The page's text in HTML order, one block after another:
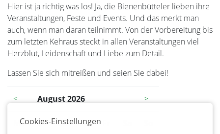
Hier ist ja richtig was los! Ja, die Bienenbütteler lieben ihre
Veranstaltungen, Feste und Events. Und das merkt man
auch, wenn man daran teilnimmt. Von der Vorbereitung bis
zum letzten Kehraus steckt in allen Veranstaltungen viel
Herzblut, Leidenschaft und Liebe zum Detail.
Lassen Sie sich mitreißen und seien Sie dabei!
< August 2026 >
Montag
Dienstag
Mittwoch
Donnerstag
Cookies-Einstellungen